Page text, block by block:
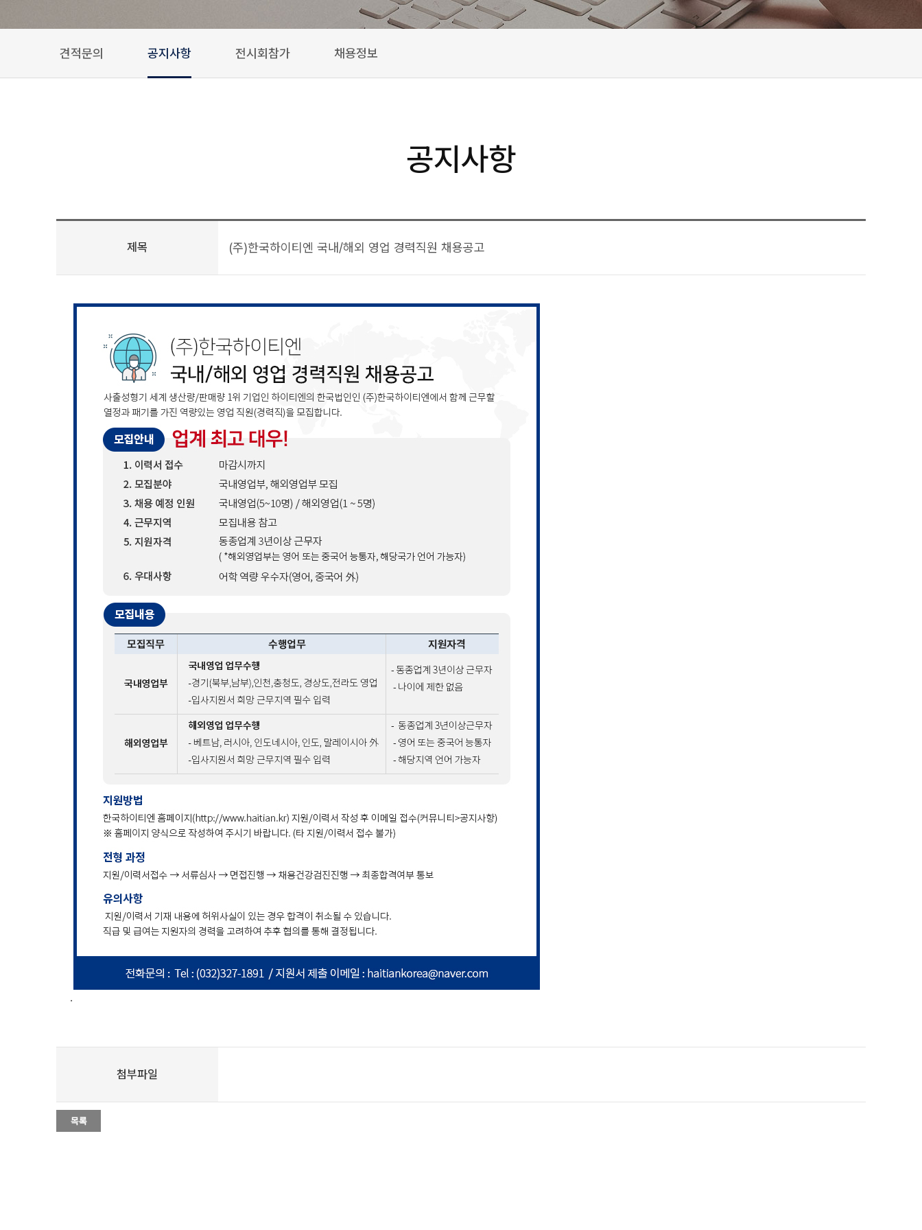
견적문의 공지사항 전시회참가 채용정보
공지사항
제목 (주)한국하이티엔 국내/해외 영업 경력직원 채용공고
.
첨부파일